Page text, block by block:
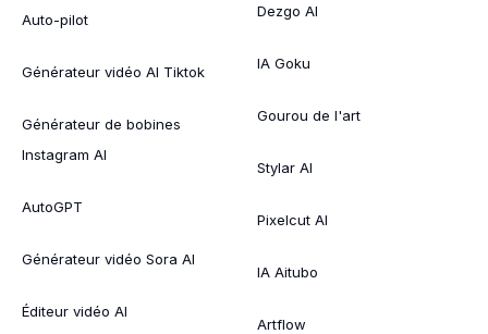
Auto-pilot
Générateur vidéo AI Tiktok
Générateur de bobines
Instagram AI
AutoGPT
Générateur vidéo Sora AI
Éditeur vidéo AI
Dezgo AI
IA Goku
Gourou de l'art
Stylar AI
Pixelcut AI
IA Aitubo
Artflow